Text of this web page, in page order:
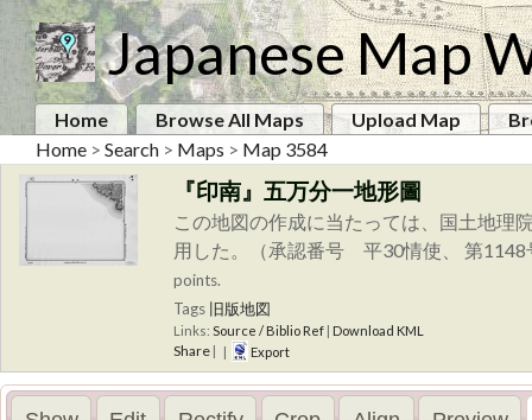
Japanese Map
Home Browse All Maps Upload Map
Home > Search > Maps > Map 3584
『印南』五万分一地形圖
この地図の作成に当たっては、国土地理
用した。（承認番号 平30情使、 第
points.
Tags 旧版地図
Links: Source / Biblio Ref | Download KML
Share | | Export